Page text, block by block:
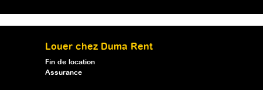
Louer chez Duma Rent
Fin de location
Assurance